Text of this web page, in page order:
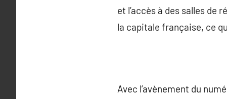
et l’accès à des salles de
la capitale française, ce
Avec l’avènement du